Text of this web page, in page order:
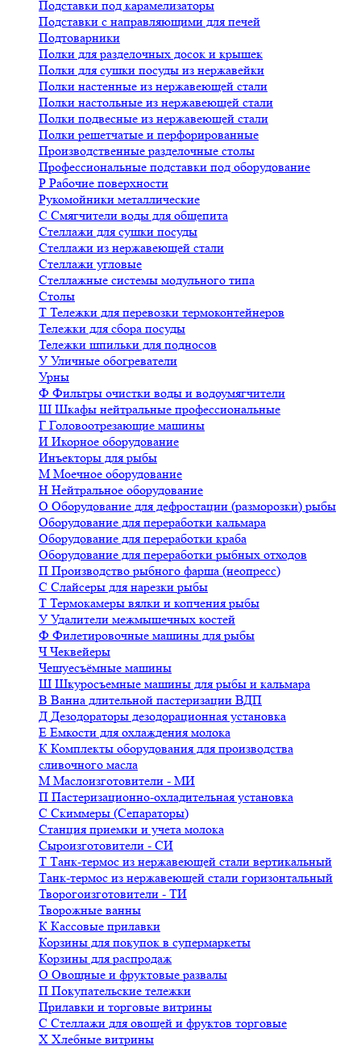
Подставки под карамелизаторы
Подставки с направляющими для печей
Подтоварники
Полки для разделочных досок и крышек
Полки для сушки посуды из нержавейки
Полки настенные из нержавеющей стали
Полки настольные из нержавеющей стали
Полки подвесные из нержавеющей стали
Полки решетчатые и перфорированные
Производственные разделочные столы
Профессиональные подставки под оборудование
Р Рабочие поверхности
Рукомойники металлические
С Смягчители воды для общепита
Стеллажи для сушки посуды
Стеллажи из нержавеющей стали
Стеллажи угловые
Стеллажные системы модульного типа
Столы
Т Тележки для перевозки термоконтейнеров
Тележки для сбора посуды
Тележки шпильки для подносов
У Уличные обогреватели
Урны
Ф Фильтры очистки воды и водоумягчители
Ш Шкафы нейтральные профессиональные
Г Головоотрезающие машины
И Икорное оборудование
Инъекторы для рыбы
М Моечное оборудование
Н Нейтральное оборудование
О Оборудование для дефростации (разморозки) рыбы
Оборудование для переработки кальмара
Оборудование для переработки краба
Оборудование для переработки рыбных отходов
П Производство рыбного фарша (неопресс)
С Слайсеры для нарезки рыбы
Т Термокамеры вялки и копчения рыбы
У Удалители межмышечных костей
Ф Филетировочные машины для рыбы
ЧЧеквейеры
Чешуесъёмные машины
Ш Шкуросъемные машины для рыбы и кальмара
В Ванна длительной пастеризации ВДП
Д Дезодораторы дезодорационная установка
Е Емкости для охлаждения молока
К Комплекты оборудования для производства
сливочного масла
М Маслоизготовители - МИ
П Пастеризационно-охладительная установка
С Скиммеры (Сепараторы)
Станция приемки и учета молока
Сыроизготовители - СИ
Т Танк-термос из нержавеющей стали вертикальный
Танк-термос из нержавеющей стали горизонтальный
Творогоизготовители - ТИ
Творожные ванны
К Кассовые прилавки
Корзины для покупок в супермаркеты
Корзины для распродаж
О Овощные и фруктовые развалы
П Покупательские тележки
Прилавки и торговые витрины
С Стеллажи для овощей и фруктов торговые
Х Хлебные витрины